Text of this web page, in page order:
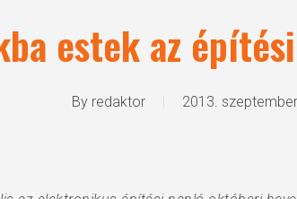
estek az
By redaktor 2013.